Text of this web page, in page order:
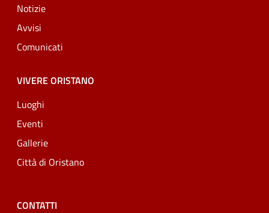
Notizie
Avvisi
Comunicati
VIVERE ORISTANO
Luoghi
Eventi
Gallerie
Città di Oristano
CONTATTI